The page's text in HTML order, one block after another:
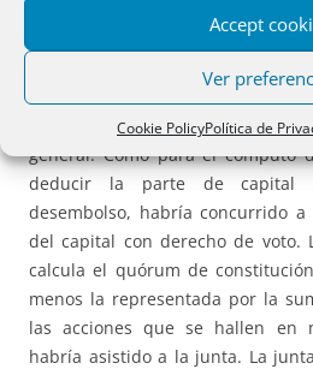
Accept
Ver
Cookie PolicyPolítica de
desembolso, y no respecto de la
propiedad del accionista
interpretación sistemática, en el
el quórum necesario para la
general. Como para el cómputo
deducir la parte de capital
desembolso, habría concurrido
del capital con derecho de voto.
calcula el quórum de
menos la representada por la
las acciones que se hallen en
habría asistido a la junta. La